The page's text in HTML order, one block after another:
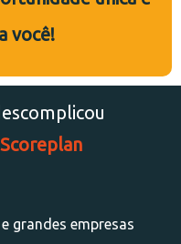
você!
grandes empresas